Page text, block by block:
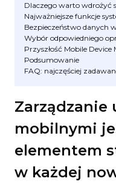
Dlaczego warto wdrożyć
Najważniejsze funkcje
Bezpieczeństwo danych
Wybór odpowiedniego
Przyszłość Mobile
Podsumowanie
FAQ: najczęściej
Zarządzanie
mobilnymi
elementem
w każdej